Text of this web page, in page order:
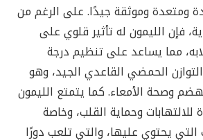
ومتعدة وموثقة جيدًا. على الرغم من
فإن الليمون له تأثير قلوي على
مما يساعد على تنظيم درجة
الحمضي القاعدي الجيد، وهو
وصحة الأمعاء. كما يتمتع الليمون
وحماية القلب، وخاصة
التي يحتوي عليها، والتي تلعب دورًا